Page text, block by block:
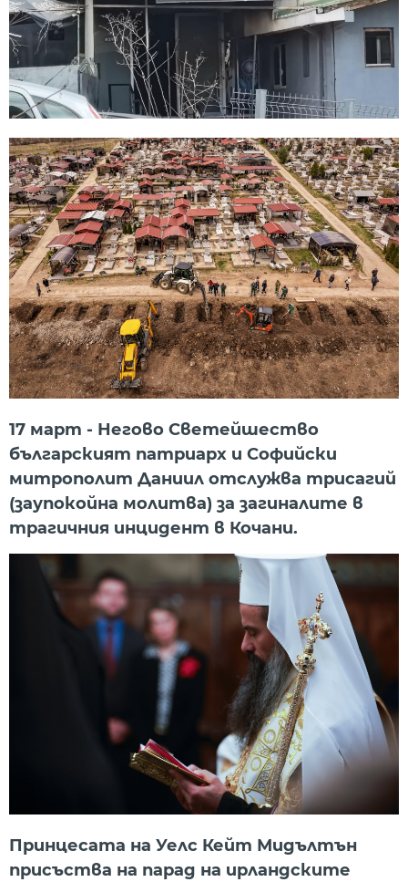
17 март - Негово Светейшество
българският патриарх и Софийски
митрополит Даниил отслужва трисагий
(заупокойна молитва) за загиналите в
трагичния инцидент в Кочани.
Принцесата на Уелс Кейт Мидълтън
присъства на парад на ирландските